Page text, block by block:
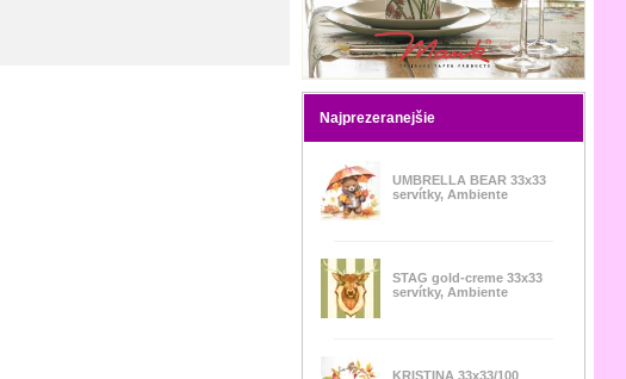
Najprezeranejšie
UMBRELLA BEAR 33x33
servítky, Ambiente
STAG gold-creme 33x33
servítky, Ambiente
KRISTINA 33x33/100